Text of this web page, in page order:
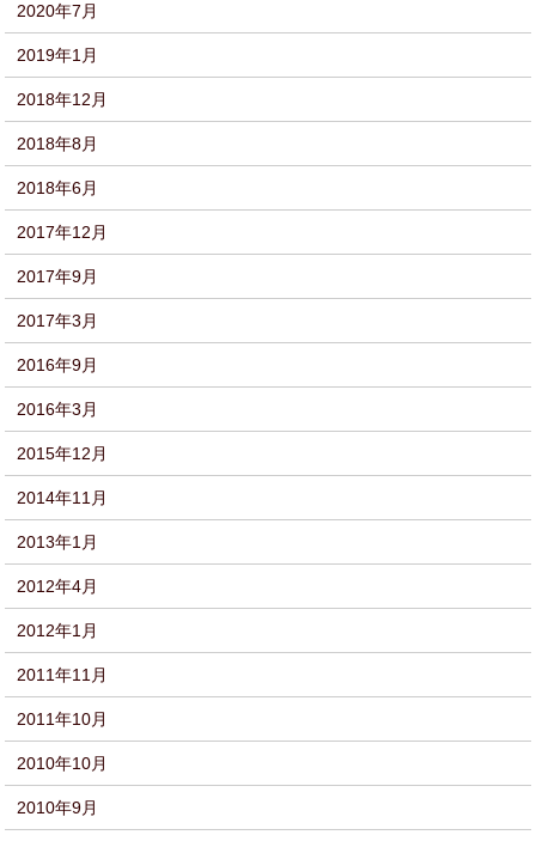
2020年7月
2019年1月
2018年12月
2018年8月
2018年6月
2017年12月
2017年9月
2017年3月
2016年9月
2016年3月
2015年12月
2014年11月
2013年1月
2012年4月
2012年1月
2011年11月
2011年10月
2010年10月
2010年9月